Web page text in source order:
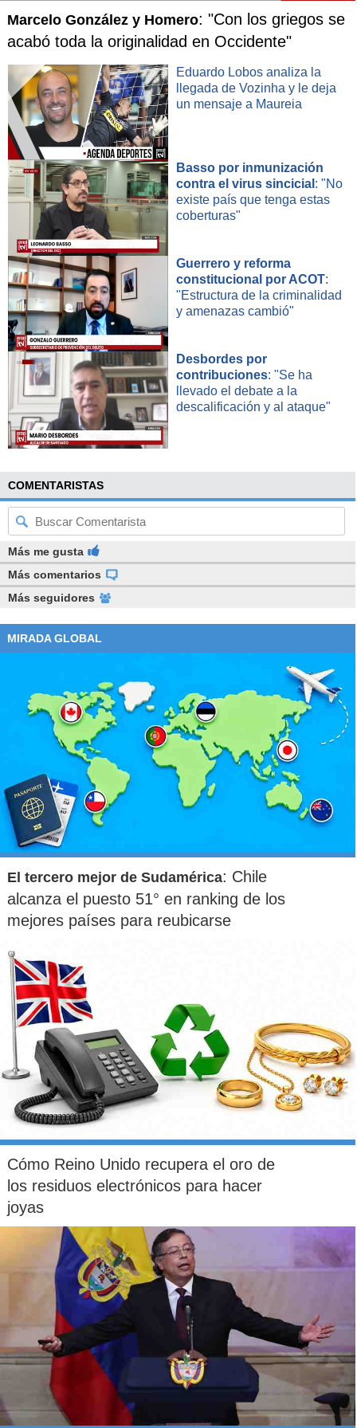
Marcelo González y Homero: "Con los griegos se
acabó toda la originalidad en Occidente"
Eduardo Lobos analiza la
llegada de Vozinha y le deja
un mensaje a Maureia
Basso por inmunización
contra el virus sincicial : "No
existe país que tenga estas
coberturas"
Guerrero y reforma
constitucional por ACOT:
"Estructura de la criminalidad
y amenazas cambió"
Desbordes por
contribuciones: "Se ha
llevado el debate a la
descalificación y al ataque"
COMENTARISTAS
Más me gusta
Más comentarios
Más seguidores
MIRADA GLOBAL
El tercero mejor de Sudamérica: Chile
alcanza el puesto 51° en ranking de los
mejores países para reubicarse
Cómo Reino Unido recupera el oro de
los residuos electrónicos para hacer
joyas